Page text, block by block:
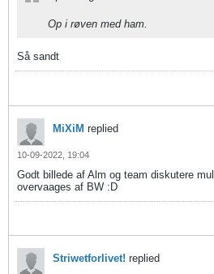
Op i røven med ham.
Så sandt
MiXiM replied
10-09-2022, 19:04
Godt billede af Alm og team diskutere
overvaages af BW :D
Striwetforlivet! replied